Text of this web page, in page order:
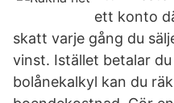
ett konto
skatt varje gång du
vinst. Istället betalar
bolånekalkyl kan du